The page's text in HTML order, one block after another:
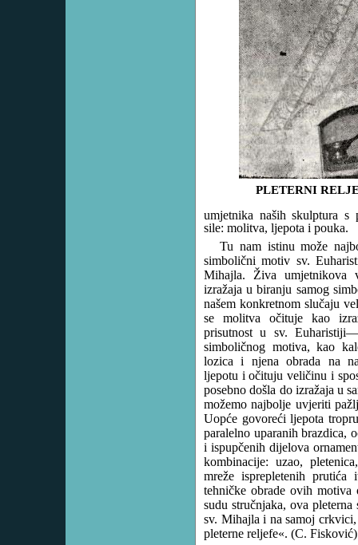
PLETERNI
umjetnika naših skulptura s
sile: molitva, ljepota i pouka.
Tu nam istinu može
simbolični motiv sv.
Mihajla. Živa umjetnikova
izražaja u biranju samog
našem konkretnom slučaju
se molitva očituje kao
prisutnost u sv.
simboličnog motiva, kao
lozica i njena obrada na
ljepotu i očituju veličinu i
posebno došla do izražaja u
možemo najbolje uvjeriti
Uopće govoreći ljepota
paralelno uparanih brazdica,
i ispupčenih dijelova
kombinacije: uzao,
mreže isprepletenih
tehničke obrade ovih motiva
sudu stručnjaka, ova
sv. Mihajla i na samoj
pleterne reljefe«. (C.